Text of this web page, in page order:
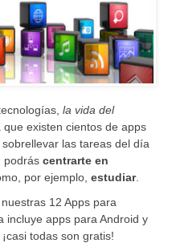
la vida del
que existen cientos de apps
las tareas del día
podrás centrarte en
por ejemplo, estudiar.
12 Apps para
incluye apps para Android y
todas son gratis!